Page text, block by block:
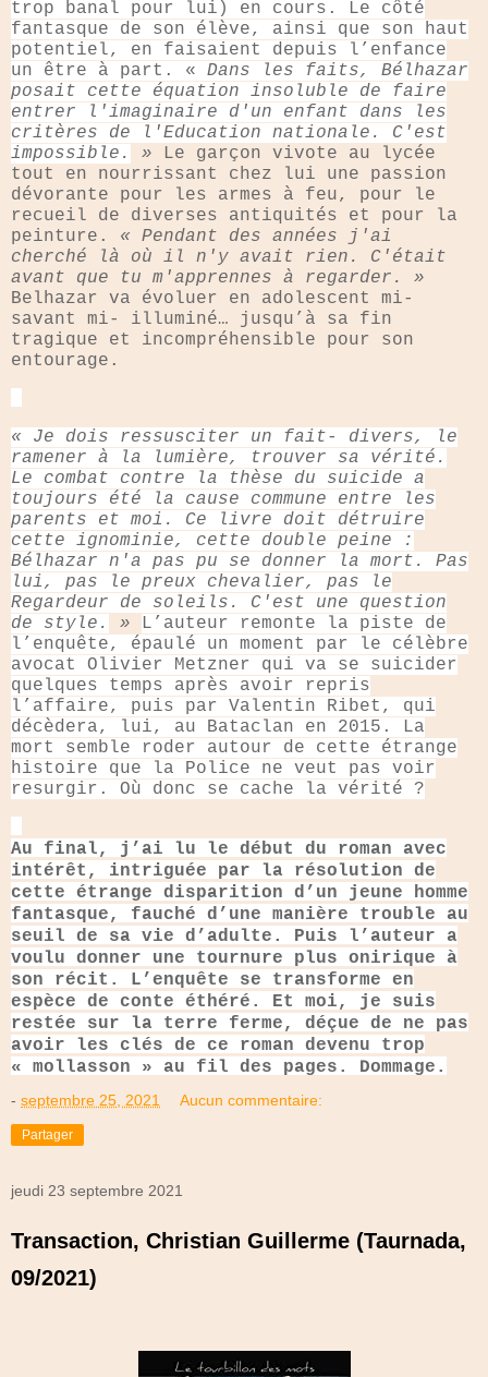
trop banal pour lui) en cours. Le côté
fantasque de son élève, ainsi que son haut
potentiel, en faisaient depuis l’enfance
un être à part. « Dans les faits, Bélhazar
posait cette équation insoluble de faire
entrer l'imaginaire d'un enfant dans les
critères de l'Education nationale. C'est
impossible.
»
Le garçon vivote au lycée
tout en nourrissant chez lui une passion
dévorante pour les armes à feu, pour le
recueil de diverses antiquités et pour la
peinture.
« Pendant des années j'ai
cherché là où il n'y avait rien. C'était
avant que tu m'apprennes à regarder. »
Belhazar va évoluer en adolescent mi-
savant mi- illuminé… jusqu’à sa fin
tragique et incompréhensible pour son
entourage.
« Je dois ressusciter un fait- divers, le
ramener à la lumière, trouver sa vérité.
Le combat contre la thèse du suicide a
toujours été la cause commune entre les
parents et moi. Ce livre doit détruire
cette ignominie, cette double peine :
Bélhazar n'a pas pu se donner la mort. Pas
lui, pas le preux chevalier, pas le
Regardeur de soleils. C'est une question
de style.
»
L’auteur remonte la piste de
l’enquête, épaulé un moment par le célèbre
avocat Olivier Metzner qui va se suicider
quelques temps après avoir repris
l’affaire, puis par Valentin Ribet, qui
décèdera, lui, au Bataclan en 2015. La
mort semble roder autour de cette étrange
histoire que la Police ne veut pas voir
resurgir. Où donc se cache la vérité ?
Au final, j’ai lu le début du roman avec
intérêt, intriguée par la résolution de
cette étrange disparition d’un jeune homme
fantasque, fauché d’une manière trouble au
seuil de sa vie d’adulte. Puis l’auteur a
voulu donner une tournure plus onirique à
son récit. L’enquête se transforme en
espèce de conte éthéré. Et moi, je suis
restée sur la terre ferme, déçue de ne pas
avoir les clés de ce roman devenu trop
« mollasson » au fil des pages. Dommage.
- septembre 25, 2021 Aucun commentaire:
Partager
jeudi 23 septembre 2021
Transaction, Christian Guillerme (Taurnada,
09/2021)